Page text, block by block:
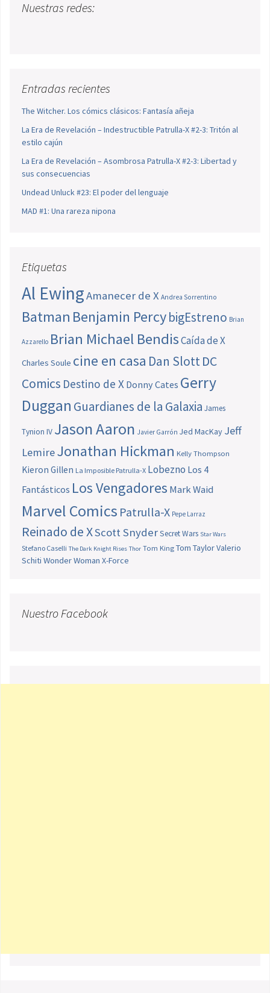
Nuestras redes:
Entradas recientes
The Witcher. Los cómics clásicos: Fantasía añeja
La Era de Revelación – Indestructible Patrulla-X #2-3: Tritón al
estilo cajún
La Era de Revelación – Asombrosa Patrulla-X #2-3: Libertad y
sus consecuencias
Undead Unluck #23: El poder del lenguaje
MAD #1: Una rareza nipona
Etiquetas
Al EwingAmanecer de X Andrea Sorrentino
Batman Benjamin PercybigEstreno Brian
Azzarello Brian Michael BendisCaída de X
Charles Soule cine en casa Dan SlottDC
Comics Destino de X Donny Cates Gerry
Duggan Guardianes de la Galaxia James
Tynion IV Jason Aaron Javier Garrón Jed MacKay Jeff
LemireJonathan Hickman Kelly Thompson
Kieron Gillen La Imposible Patrulla-X Lobezno Los 4
Fantásticos Los Vengadores Mark Waid
Marvel Comics Patrulla-X Pepe Larraz
Reinado de XScott SnyderSecret Wars Star Wars
Stefano Caselli The Dark Knight Rises Thor Tom King Tom TaylorValerio
Schiti Wonder Woman X-Force
Nuestro Facebook